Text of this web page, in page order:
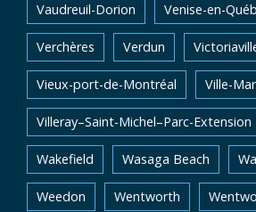
Vaudreuil-Dorion Venise-en-
Verchères Verdun
Vieux-port-de-Montréal Ville-
Villeray–Saint-Michel–Parc-Extension
Wakefield Wasaga Beach
Weedon Wentworth